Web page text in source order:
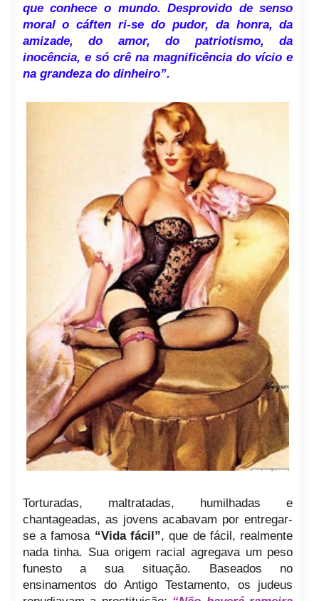
que conhece o mundo. Desprovido de senso
moral o cáften ri-se do pudor, da honra, da
amizade, do amor, do patriotismo, da
inocência, e só crê na magnificência do vício e
na grandeza do dinheiro”.
Torturadas, maltratadas, humilhadas e
chantageadas, as jovens acabavam por entregar-
se a famosa “Vida fácil”, que de fácil, realmente
nada tinha. Sua origem racial agregava um peso
funesto a sua situação. Baseados no
ensinamentos do Antigo Testamento, os judeus